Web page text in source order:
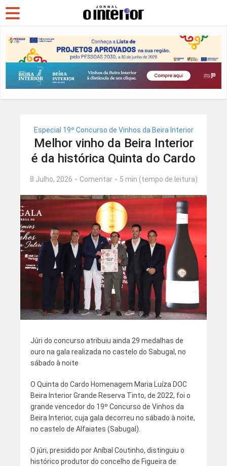
Especial 19º Concurso de Vinhos da Beira Interior
Melhor vinho da Beira Interior
é da histórica Quinta do Cardo
8 Julho, 2026 Comentar 5 min (tempo de leitura)
Júri do concurso atribuiu ainda 29 medalhas de
ouro na gala realizada no castelo do Sabugal, no
sábado à noite
O Quinta do Cardo Homenagem Maria Luíza DOC
Beira Interior Grande Reserva Tinto, de 2022, foi o
grande vencedor do 19º Concurso de Vinhos da
Beira Interior, cuja gala decorreu no sábado à noite,
no castelo de Alfaiates (Sabugal).
O júri, presidido por Aníbal Coutinho, distinguiu o
histórico produtor do concelho de Figueira de